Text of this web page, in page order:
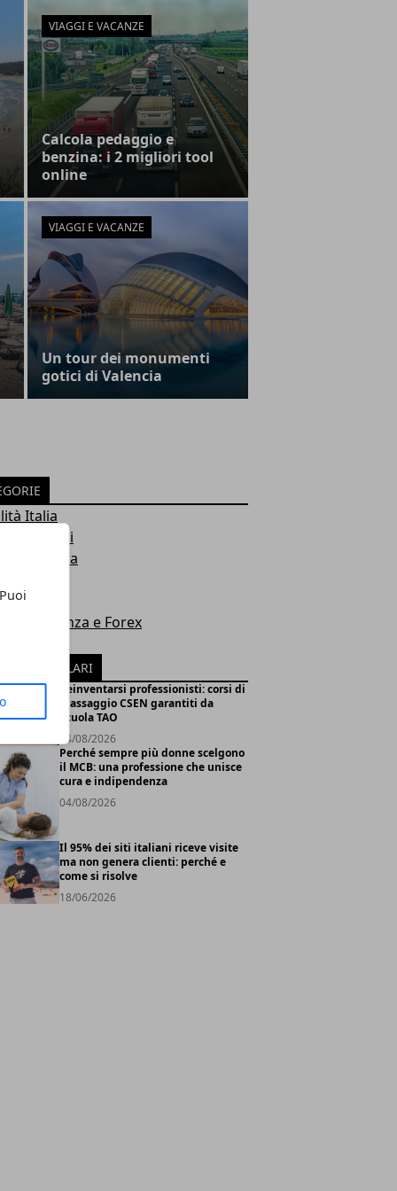
VIAGGI E VACANZE
Calcola pedaggio e
benzina: i 2 migliori tool
online
VIAGGI E VACANZE
Un tour dei monumenti
gotici di Valencia
Italia
e Manuali
e Cultura
Finanza e Forex
POPOLARI
Reinventarsi professionisti: corsi di
massaggio CSEN garantiti da
Scuola TAO
04/08/2026
Perché sempre più donne scelgono
il MCB: una professione che unisce
cura e indipendenza
04/08/2026
Il 95% dei siti italiani riceve visite
ma non genera clienti: perché e
come si risolve
18/06/2026